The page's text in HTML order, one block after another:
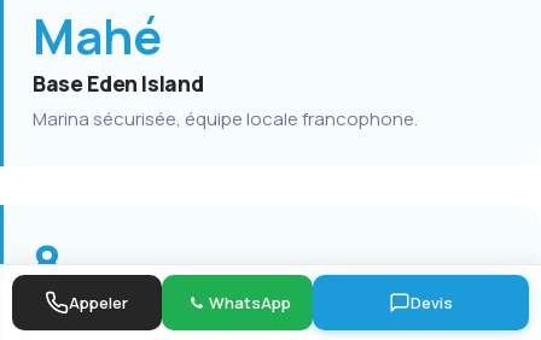
Mahé
Base Eden Island
Marina sécurisée, équipe locale francophone.
8
Catamarans Lagoon
Appeler WhatsApp Devis